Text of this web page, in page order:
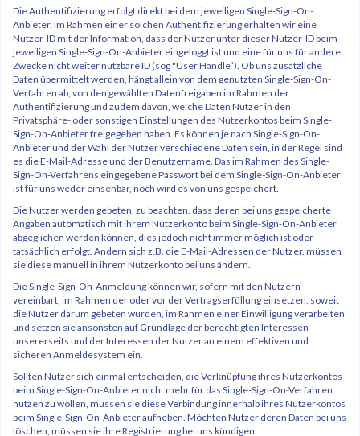
Die Authentifizierung erfolgt direkt bei dem jeweiligen Single-Sign-On-
Anbieter. Im Rahmen einer solchen Authentifizierung erhalten wir eine
Nutzer-ID mit der Information, dass der Nutzer unter dieser Nutzer-ID beim
jeweiligen Single-Sign-On-Anbieter eingeloggt ist und eine für uns für andere
Zwecke nicht weiter nutzbare ID (sog "User Handle“). Ob uns zusätzliche
Daten übermittelt werden, hängt allein von dem genutzten Single-Sign-On-
Verfahren ab, von den gewählten Datenfreigaben im Rahmen der
Authentifizierung und zudem davon, welche Daten Nutzer in den
Privatsphäre- oder sonstigen Einstellungen des Nutzerkontos beim Single-
Sign-On-Anbieter freigegeben haben. Es können je nach Single-Sign-On-
Anbieter und der Wahl der Nutzer verschiedene Daten sein, in der Regel sind
es die E-Mail-Adresse und der Benutzername. Das im Rahmen des Single-
Sign-On-Verfahrens eingegebene Passwort bei dem Single-Sign-On-Anbieter
ist für uns weder einsehbar, noch wird es von uns gespeichert.
Die Nutzer werden gebeten, zu beachten, dass deren bei uns gespeicherte
Angaben automatisch mit ihrem Nutzerkonto beim Single-Sign-On-Anbieter
abgeglichen werden können, dies jedoch nicht immer möglich ist oder
tatsächlich erfolgt. Ändern sich z.B. die E-Mail-Adressen der Nutzer, müssen
sie diese manuell in ihrem Nutzerkonto bei uns ändern.
Die Single-Sign-On-Anmeldung können wir, sofern mit den Nutzern
vereinbart, im Rahmen der oder vor der Vertragserfüllung einsetzen, soweit
die Nutzer darum gebeten wurden, im Rahmen einer Einwilligung verarbeiten
und setzen sie ansonsten auf Grundlage der berechtigten Interessen
unsererseits und der Interessen der Nutzer an einem effektiven und
sicheren Anmeldesystem ein.
Sollten Nutzer sich einmal entscheiden, die Verknüpfung ihres Nutzerkontos
beim Single-Sign-On-Anbieter nicht mehr für das Single-Sign-On-Verfahren
nutzen zu wollen, müssen sie diese Verbindung innerhalb ihres Nutzerkontos
beim Single-Sign-On-Anbieter aufheben. Möchten Nutzer deren Daten bei uns
löschen, müssen sie ihre Registrierung bei uns kündigen.